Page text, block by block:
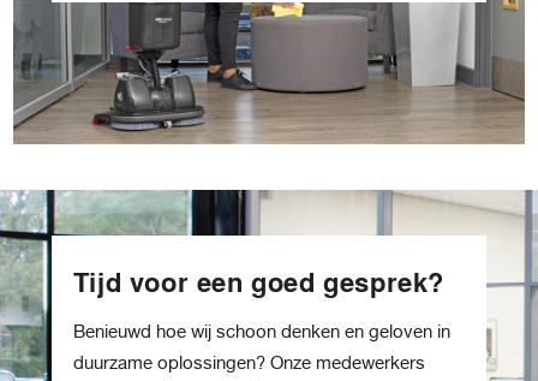
Tijd voor een goed gesprek?
Benieuwd hoe wij schoon denken en geloven in
duurzame oplossingen? Onze medewerkers